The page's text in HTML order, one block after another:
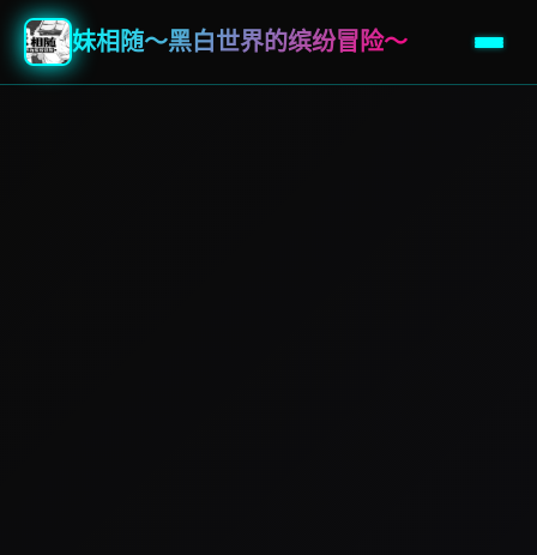
妹相随～黑白世界的缤纷冒险～